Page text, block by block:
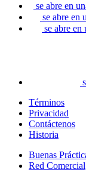
se abre en
se abre en
se abre en
Términos
Privacidad
Contáctenos
Historia
Buenas
Red Comercial